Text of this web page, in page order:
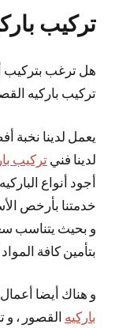
تركيب
هل ترغب بتركيب
تركيب باركيه
يعمل لدينا نخبة
لدينا فنيتركيب
أجود أنواع
خدمتنا بأرخص
و بحيث يتناسب
بتأمين كافة
و هناك أيضا
باركيه القصور ، و